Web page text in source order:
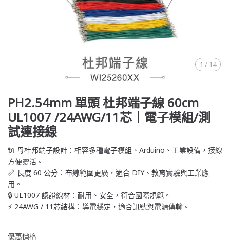
1 / 14
PH2.54mm 單頭 杜邦端子線 60cm
UL1007 /24AWG/11芯｜電子模組/測
試連接線
🔌 母杜邦端子設計：相容多種電子模組、Arduino、工業設備，接線
方便靈活。
📏 長度 60 公分：布線範圍更廣，適合 DIY、教育實驗與工業應
用。
🔒 UL1007 認證線材：耐用、安全，符合國際規範。
⚡ 24AWG / 11芯結構：導電穩定，適合訊號與電源傳輸。
優惠價格